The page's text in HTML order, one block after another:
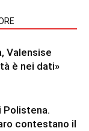
Valensise
è nei dati»
Polistena.
contestano il